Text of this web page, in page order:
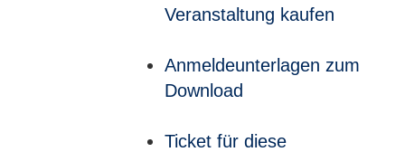
Veranstaltung kaufen
Anmeldeunterlagen zum
Download
Ticket für diese